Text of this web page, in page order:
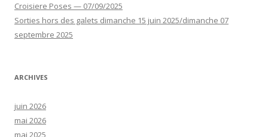
Croisiere Poses — 07/09/2025
Sorties hors des galets dimanche 15 juin 2025/dimanche 07
septembre 2025
ARCHIVES
juin 2026
mai 2026
mai 2025